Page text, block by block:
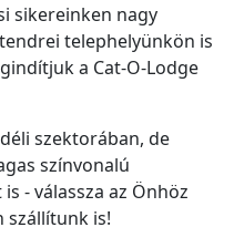
sikereinken nagy
telephelyünkön is
a Cat-O-Lodge
szektorában, de
színvonalú
- válassza az Önhöz
szállítunk is!